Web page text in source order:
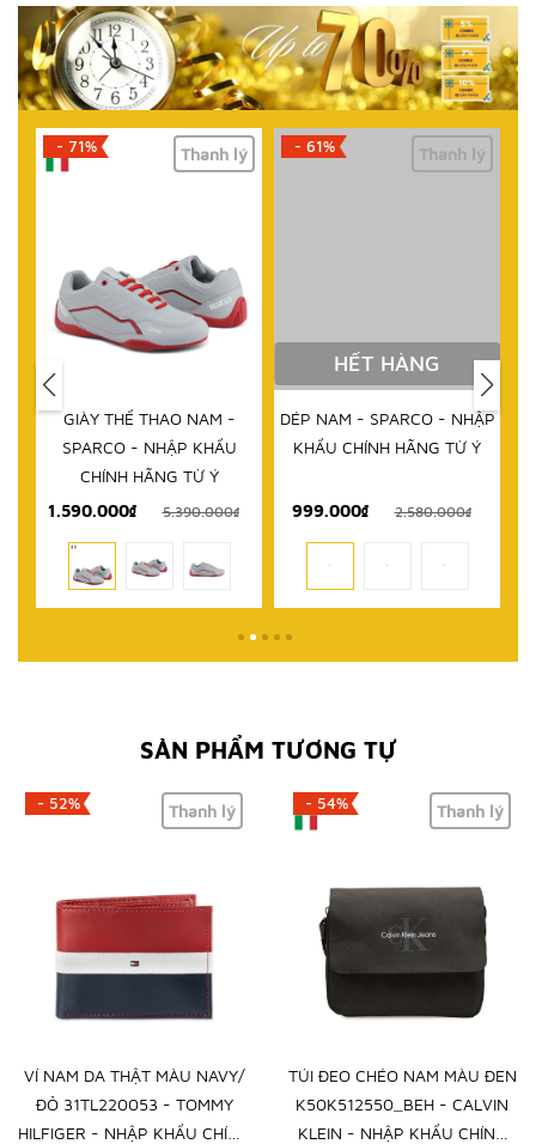
- 71% Thanh lý
GIÀY THỂ THAO NAM -
SPARCO - NHẬP KHẨU
CHÍNH HÃNG TỪ Ý
1.590.000₫
5.390.000₫
- 61% Thanh lý
HẾT HÀNG
DÉP NAM - SPARCO - NHẬP
KHẨU CHÍNH HÃNG TỪ Ý
999.000₫ 2.580.000₫
SẢN PHẨM TƯƠNG TỰ
- 52% Thanh lý
VÍ NAM DA THẬT MÀU NAVY/
ĐỎ 31TL220053 - TOMMY
HILFIGER - NHẬP KHẨU CHÍNH
- 54% Thanh lý
TÚI ĐEO CHÉO NAM MÀU ĐEN
K50K512550_BEH - CALVIN
KLEIN - NHẬP KHẨU CHÍNH